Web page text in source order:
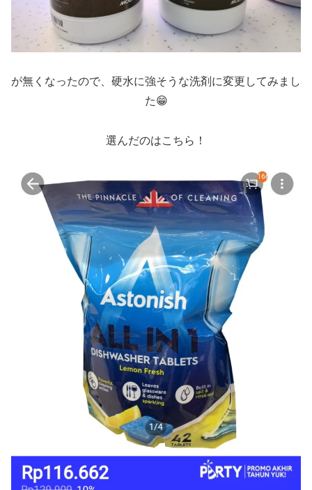
が無くなったので、硬水に強そうな洗剤に変更してみまし
た😁
選んだのはこちら！